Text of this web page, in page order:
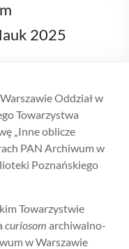
2025
Oddział w
Towarzystwa
„Inne oblicze
PAN Archiwum w
Poznańskiego
Towarzystwie
curiosomarchiwalno-
w Warszawie